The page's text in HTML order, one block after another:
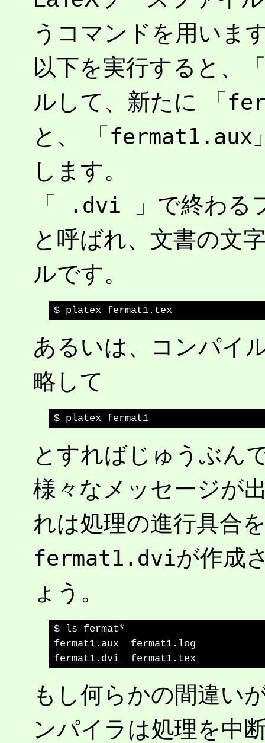
うコマンドを用いま
以下を実行すると、
ルして、新たに 「
と、 「 fermat1.aux
します。
「
.dvi
」で終わる
と呼ばれ、文書の文
ルです。
あるいは、コンパイ
略して
とすればじゅうぶん
様々なメッセージが
れは処理の進行具合
fermat1.dviが作成
ょう。
$ ls fermat*
fermat1.aux  fermat1.log
もし何らかの間違い
ンパイラは処理を中